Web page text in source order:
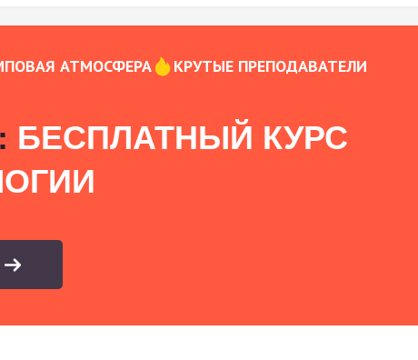
АТМОСФЕРА КРУТЫЕ ПРЕПОДАВАТЕЛИ
БЕСПЛАТНЫЙ КУРС